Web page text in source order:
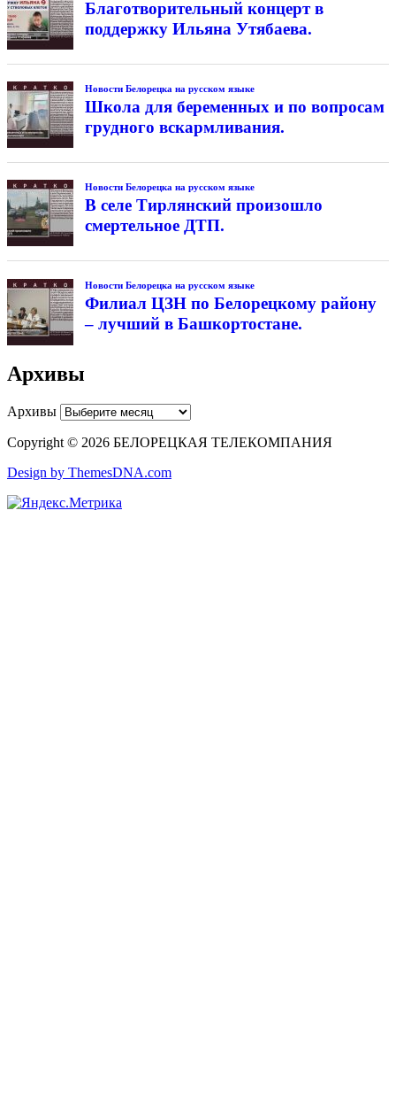
Благотворительный концерт в
поддержку Ильяна Утябаева.
Новости Белорецка на русском языке
Школа для беременных и по вопросам
грудного вскармливания.
Новости Белорецка на русском языке
В селе Тирлянский произошло
смертельное ДТП.
Новости Белорецка на русском языке
Филиал ЦЗН по Белорецкому району
– лучший в Башкортостане.
Архивы
Архивы
Copyright © 2026 БЕЛОРЕЦКАЯ ТЕЛЕКОМПАНИЯ
Design by ThemesDNA.com